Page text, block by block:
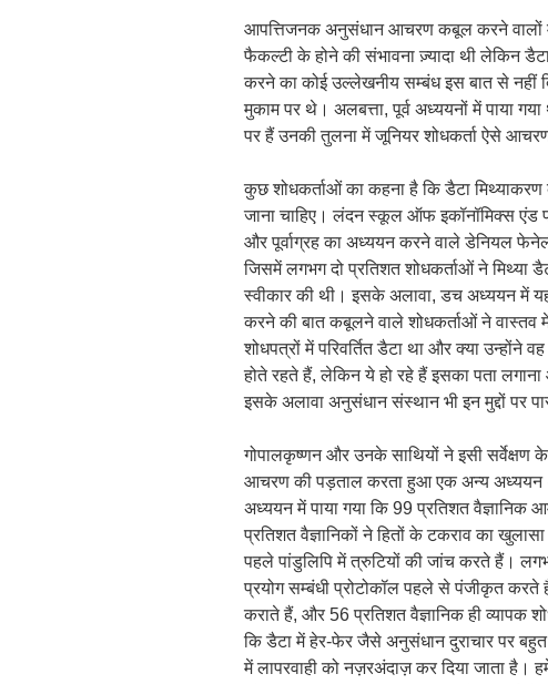
आपत्तिजनक अनुसंधान आचरण कबूल करने वालों में
फैकल्टी के होने की संभावना ज़्यादा थी लेकिन
करने का कोई उल्लेखनीय सम्बंध इस बात से नहीं
मुकाम पर थे। अलबत्ता, पूर्व अध्ययनों में पाया
पर हैं उनकी तुलना में जूनियर शोधकर्ता ऐसे
कुछ शोधकर्ताओं का कहना है कि डैटा
जाना चाहिए। लंदन स्कूल ऑफ इकॉनॉमिक्स एंड
और पूर्वाग्रह का अध्ययन करने वाले डेनियल
जिसमें लगभग दो प्रतिशत शोधकर्ताओं ने मिथ्या
स्वीकार की थी। इसके अलावा, डच अध्ययन में यह
करने की बात कबूलने वाले शोधकर्ताओं ने वास्तव
शोधपत्रों में परिवर्तित डैटा था और क्या उन्होंने
होते रहते हैं, लेकिन ये हो रहे हैं इसका पता
इसके अलावा अनुसंधान संस्थान भी इन मुद्दों पर
गोपालकृष्णन और उनके साथियों ने इसी सर्वेक्षण
आचरण की पड़ताल करता हुआ एक अन्य अध्ययन
अध्ययन में पाया गया कि 99 प्रतिशत वैज्ञानिक
प्रतिशत वैज्ञानिकों ने हितों के टकराव का
पहले पांडुलिपि में त्रुटियों की जांच करते हैं।
प्रयोग सम्बंधी प्रोटोकॉल पहले से पंजीकृत करते
कराते हैं, और 56 प्रतिशत वैज्ञानिक ही व्यापक
कि डैटा में हेर-फेर जैसे अनुसंधान दुराचार पर
में लापरवाही को नज़रअंदाज़ कर दिया जाता है।